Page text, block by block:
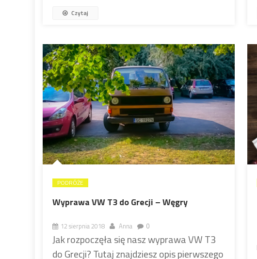
Czytaj
PODRÓŻE
Wyprawa VW T3 do Grecji – Węgry
12 sierpnia 2018 Anna 0
Jak rozpoczęła się nasz wyprawa VW T3
do Grecji? Tutaj znajdziesz opis pierwszego